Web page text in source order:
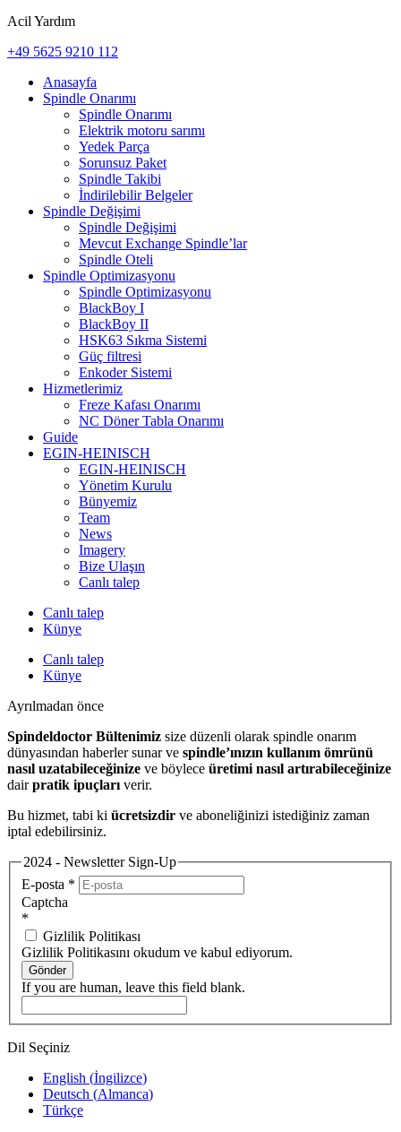
Acil Yardım
+49 5625 9210 112
Anasayfa
Spindle Onarımı
Spindle Onarımı
Elektrik motoru sarımı
Yedek Parça
Sorunsuz Paket
Spindle Takibi
İndirilebilir Belgeler
Spindle Değişimi
Spindle Değişimi
Mevcut Exchange Spindle’lar
Spindle Oteli
Spindle Optimizasyonu
Spindle Optimizasyonu
BlackBoy I
BlackBoy II
HSK63 Sıkma Sistemi
Güç filtresi
Enkoder Sistemi
Hizmetlerimiz
Freze Kafası Onarımı
NC Döner Tabla Onarımı
Guide
EGIN-HEINISCH
EGIN-HEINISCH
Yönetim Kurulu
Bünyemiz
Team
News
Imagery
Bize Ulaşın
Canlı talep
Canlı talep
Künye
Canlı talep
Künye
Ayrılmadan önce
Spindeldoctor Bültenimiz size düzenli olarak spindle onarım
dünyasından haberler sunar ve spindle’ınızın kullanım ömrünü
nasıl uzatabileceğinize ve böylece üretimi nasıl artırabileceğinize
dairpratik ipuçları verir.
Bu hizmet, tabi ki ücretsizdir ve aboneliğinizi istediğiniz zaman
iptal edebilirsiniz.
2024 - Newsletter Sign-Up
E-posta *
Captcha
*
Gizlilik Politikası
Gizlilik Politikasını okudum ve kabul ediyorum.
Gönder
If you are human, leave this field blank.
Dil Seçiniz
English (İngilizce)
Deutsch (Almanca)
Türkçe